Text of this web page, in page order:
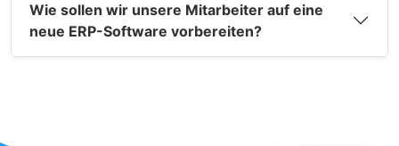
Wie sollen wir unsere Mitarbeiter auf eine
neue ERP-Software vorbereiten?